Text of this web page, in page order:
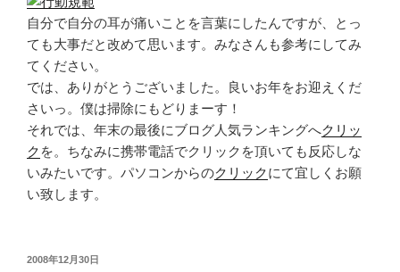
自分で自分の耳が痛いことを言葉にしたんですが、とっ
ても大事だと改めて思います。みなさんも参考にしてみ
てください。
では、ありがとうございました。良いお年をお迎えくだ
さいっ。僕は掃除にもどりまーす！
それでは、年末の最後にブログ人気ランキングへクリッ
ク を。ちなみに携帯電話でクリックを頂いても反応しな
いみたいです。パソコンからのクリックにて宜しくお願
い致します。
投
2008年12月30日